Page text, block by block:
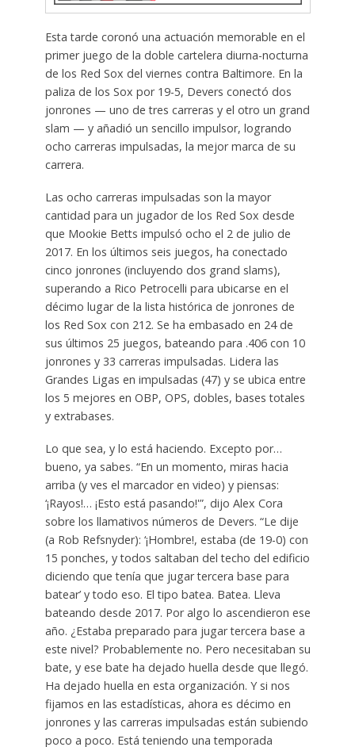
Esta tarde coronó una actuación memorable en el
primer juego de la doble cartelera diurna-nocturna
de los Red Sox del viernes contra Baltimore. En la
paliza de los Sox por 19-5, Devers conectó dos
jonrones — uno de tres carreras y el otro un grand
slam — y añadió un sencillo impulsor, logrando
ocho carreras impulsadas, la mejor marca de su
carrera.
Las ocho carreras impulsadas son la mayor
cantidad para un jugador de los Red Sox desde
que Mookie Betts impulsó ocho el 2 de julio de
2017. En los últimos seis juegos, ha conectado
cinco jonrones (incluyendo dos grand slams),
superando a Rico Petrocelli para ubicarse en el
décimo lugar de la lista histórica de jonrones de
los Red Sox con 212. Se ha embasado en 24 de
sus últimos 25 juegos, bateando para .406 con 10
jonrones y 33 carreras impulsadas. Lidera las
Grandes Ligas en impulsadas (47) y se ubica entre
los 5 mejores en OBP, OPS, dobles, bases totales
y extrabases.
Lo que sea, y lo está haciendo. Excepto por…
bueno, ya sabes. “En un momento, miras hacia
arriba (y ves el marcador en video) y piensas:
‘¡Rayos!… ¡Esto está pasando!'”, dijo Alex Cora
sobre los llamativos números de Devers. “Le dije
(a Rob Refsnyder): ‘¡Hombre!, estaba (de 19-0) con
15 ponches, y todos saltaban del techo del edificio
diciendo que tenía que jugar tercera base para
batear’ y todo eso. El tipo batea. Batea. Lleva
bateando desde 2017. Por algo lo ascendieron ese
año. ¿Estaba preparado para jugar tercera base a
este nivel? Probablemente no. Pero necesitaban su
bate, y ese bate ha dejado huella desde que llegó.
Ha dejado huella en esta organización. Y si nos
fijamos en las estadísticas, ahora es décimo en
jonrones y las carreras impulsadas están subiendo
poco a poco. Está teniendo una temporada